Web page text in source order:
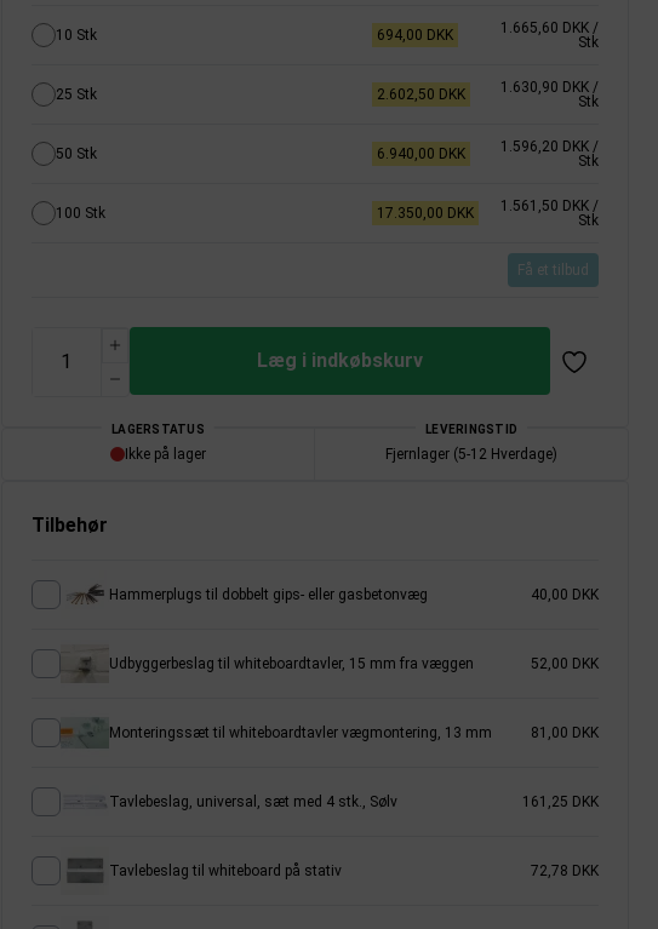
10 Stk 694,00 DKK 1.665,60 DKK /
Stk
25 Stk 2.602,50 DKK 1.630,90 DKK /
Stk
50 Stk 6.940,00 DKK 1.596,20 DKK /
Stk
100 Stk 17.350,00 DKK 1.561,50 DKK /
Stk
Få et tilbud
Læg i indkøbskurv
LAGERSTATUS
Ikke på lager
LEVERINGSTID
Fjernlager (5-12 Hverdage)
Tilbehør
Hammerplugs til dobbelt gips- eller gasbetonvæg 40,00 DKK
Udbyggerbeslag til whiteboardtavler, 15 mm fra væggen 52,00 DKK
Monteringssæt til whiteboardtavler vægmontering, 13 mm 81,00 DKK
Tavlebeslag, universal, sæt med 4 stk., Sølv 161,25 DKK
Tavlebeslag til whiteboard på stativ 72,78 DKK